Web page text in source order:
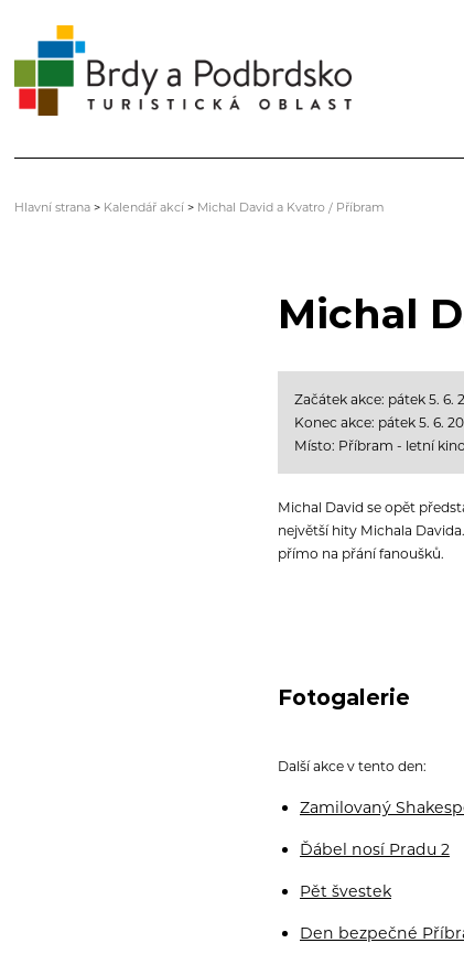
Hlavní strana > Kalendář akcí > Michal David a Kvatro / Příbram
Michal
Začátek akce: pátek 5. 6.
Konec akce: pátek 5. 6.
Místo: Příbram - letní kino
Michal David se opět
největší hity Michala
přímo na přání fanoušků.
Fotogalerie
Další akce v tento den:
Zamilovaný
Ďábel nosí Pradu 2
Pět švestek
Den bezpečné